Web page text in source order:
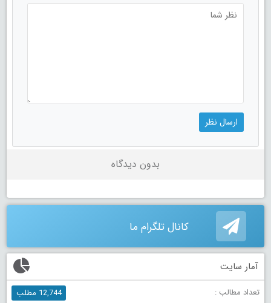
بدون دیدگاه
کانال تلگرام ما
آمار سایت
تعداد مطالب :
12,744 مطلب